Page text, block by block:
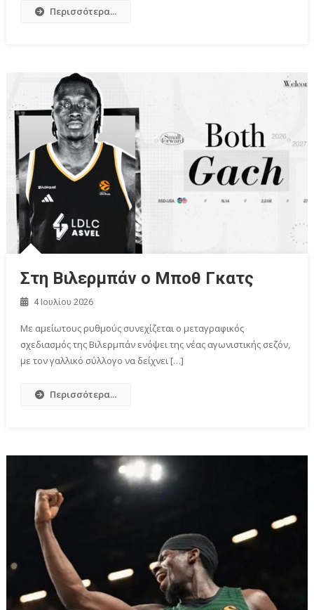
Περισσότερα...
Στη Βιλερμπάν ο Μποθ Γκατς
4 Ιουλίου 2026
Με αμείωτους ρυθμούς συνεχίζεται ο μεταγραφικός
σχεδιασμός της Βιλερμπάν ενόψει της νέας αγωνιστικής σεζόν,
με τον γαλλικό σύλλογο να δείχνει […]
Περισσότερα...